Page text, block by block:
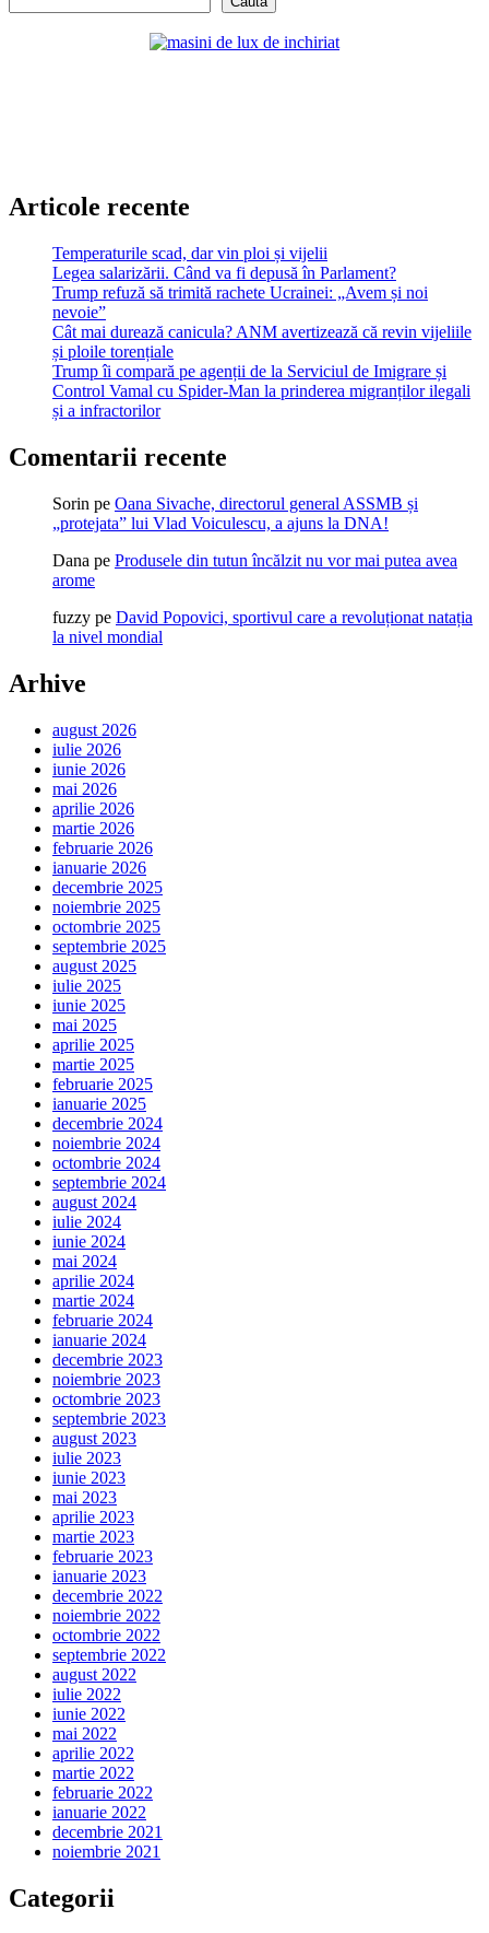
Articole recente
Temperaturile scad, dar vin ploi și vijelii
Legea salarizării. Când va fi depusă în Parlament?
Trump refuză să trimită rachete Ucrainei: „Avem și noi
nevoie”
Cât mai durează canicula? ANM avertizează că revin vijeliile
și ploile torențiale
Trump îi compară pe agenții de la Serviciul de Imigrare și
Control Vamal cu Spider-Man la prinderea migranților ilegali
și a infractorilor
Comentarii recente
Sorin pe Oana Sivache, directorul general ASSMB și
„protejata” lui Vlad Voiculescu, a ajuns la DNA!
Dana pe Produsele din tutun încălzit nu vor mai putea avea
arome
fuzzy pe David Popovici, sportivul care a revoluționat natația
la nivel mondial
Arhive
august 2026
iulie 2026
iunie 2026
mai 2026
aprilie 2026
martie 2026
februarie 2026
ianuarie 2026
decembrie 2025
noiembrie 2025
octombrie 2025
septembrie 2025
august 2025
iulie 2025
iunie 2025
mai 2025
aprilie 2025
martie 2025
februarie 2025
ianuarie 2025
decembrie 2024
noiembrie 2024
octombrie 2024
septembrie 2024
august 2024
iulie 2024
iunie 2024
mai 2024
aprilie 2024
martie 2024
februarie 2024
ianuarie 2024
decembrie 2023
noiembrie 2023
octombrie 2023
septembrie 2023
august 2023
iulie 2023
iunie 2023
mai 2023
aprilie 2023
martie 2023
februarie 2023
ianuarie 2023
decembrie 2022
noiembrie 2022
octombrie 2022
septembrie 2022
august 2022
iulie 2022
iunie 2022
mai 2022
aprilie 2022
martie 2022
februarie 2022
ianuarie 2022
decembrie 2021
noiembrie 2021
Categorii